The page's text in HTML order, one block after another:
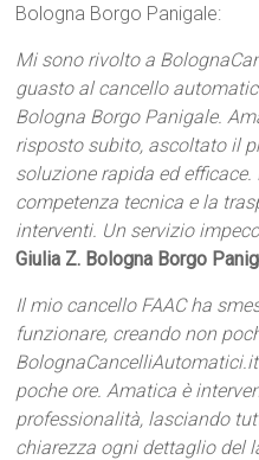
Bologna Borgo Panigale:
Mi sono rivolto a
guasto al cancello
Bologna Borgo Panigale.
risposto subito, ascoltato il
soluzione rapida ed
competenza tecnica e la
interventi. Un servizio
Giulia Z. Bologna Borgo
Il mio cancello FAAC ha
funzionare, creando non
poche ore. Amatica è
professionalità, lasciando
chiarezza ogni dettaglio del